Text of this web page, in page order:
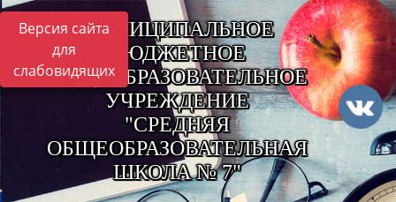
Версия сайта
для
слабовидящих
МУНИЦИПАЛЬНОЕ
БЮДЖЕТНОЕ
ОБЩЕОБРАЗОВАТЕЛЬНОЕ
УЧРЕЖДЕНИЕ
"СРЕДНЯЯ
ОБЩЕОБРАЗОВАТЕЛЬНАЯ
ШКОЛА № 7"